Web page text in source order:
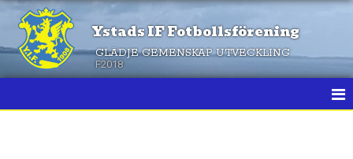
Ystads IF Fotbollsförening
GLÄDJE GEMENSKAP UTVECKLING
F2018